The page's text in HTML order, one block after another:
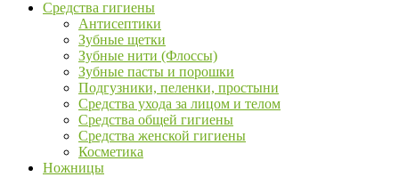
Средства гигиены
Антисептики
Зубные щетки
Зубные нити (Флоссы)
Зубные пасты и порошки
Подгузники, пеленки, простыни
Средства ухода за лицом и телом
Средства общей гигиены
Средства женской гигиены
Косметика
Ножницы